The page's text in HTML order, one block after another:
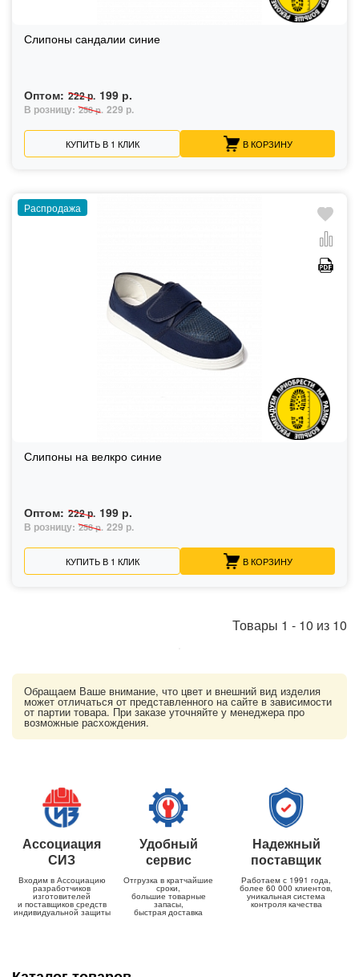
Слипоны сандалии синие
Оптом: 222 р. 199 р.
В розницу: 258 р. 229 р.
КУПИТЬ В 1 КЛИК В КОРЗИНУ
Распродажа
Слипоны на велкро синие
Оптом: 222 р. 199 р.
В розницу: 258 р. 229 р.
КУПИТЬ В 1 КЛИК В КОРЗИНУ
Товары 1 - 10 из 10
Обращаем Ваше внимание, что цвет и внешний вид изделия
может отличаться от представленного на сайте в зависимости
от партии товара. При заказе уточняйте у менеджера про
возможные расхождения.
Ассоциация
СИЗ
Входим в Ассоциацию
разработчиков
изготовителей
и поставщиков средств
индивидуальной защиты
Удобный
сервис
Отгрузка в кратчайшие
сроки,
большие товарные
запасы,
быстрая доставка
Надежный
поставщик
Работаем с 1991 года,
более 60 000 клиентов,
уникальная система
контроля качества